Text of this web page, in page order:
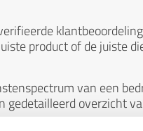
product of de juiste
van een
gedetailleerd overzicht